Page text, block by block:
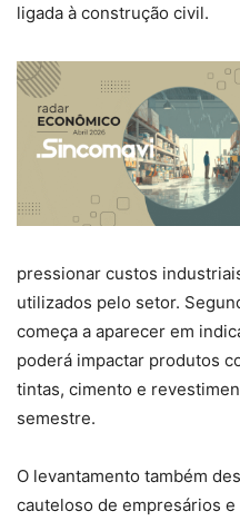
ligada à construção civil.
pressionar custos
utilizados pelo setor.
começa a aparecer em
poderá impactar produtos
tintas, cimento e
semestre.
O levantamento também
cauteloso de empresários